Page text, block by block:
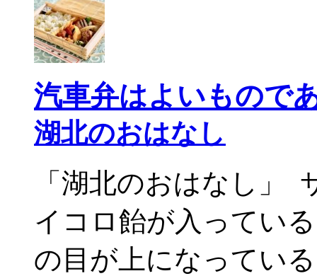
汽車弁はよいもので
湖北のおはなし
「湖北のおはなし」
イコロ飴が入ってい
の目が上になってい